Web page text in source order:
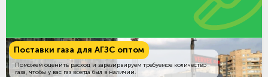
Поставки газа для АГЗС оптом
Поможем оценить расход и зарезирвируем требуемое количество
газа, чтобы у вас газ всегда был в наличии.